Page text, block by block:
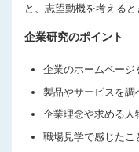
と、志望動機を考える
企業研究のポイント
企業のホームページ
製品やサービスを調
企業理念や求める人
職場見学で感じたこ